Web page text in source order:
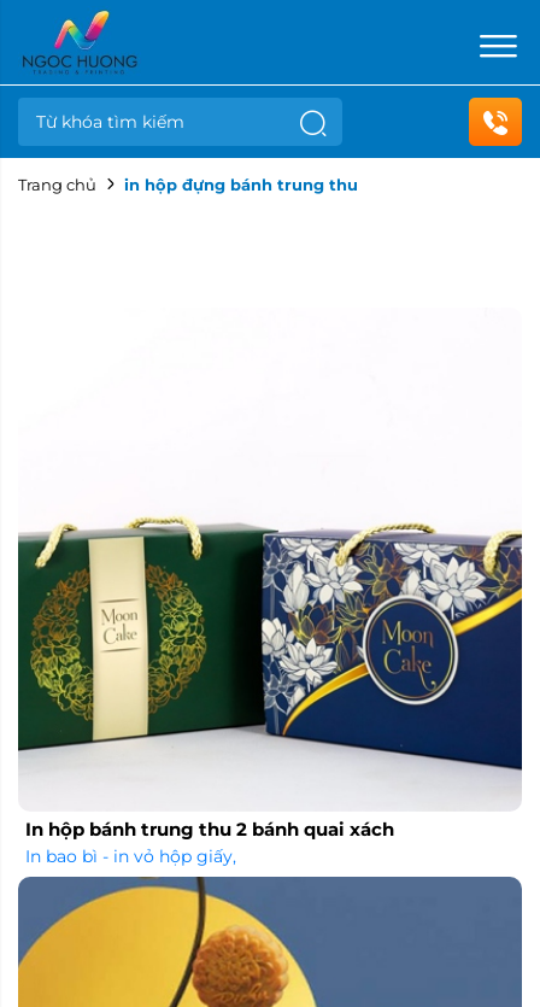
Trang chủ in hộp đựng bánh trung thu
In hộp bánh trung thu 2 bánh quai xách
In bao bì - in vỏ hộp giấy,